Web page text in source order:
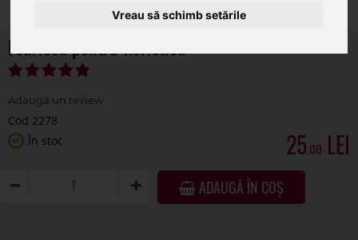
Vreau să schimb setările
Foarfeca pentru floristica
Cod 2278
În stoc
25.00
ADAUGĂ ÎN COȘ